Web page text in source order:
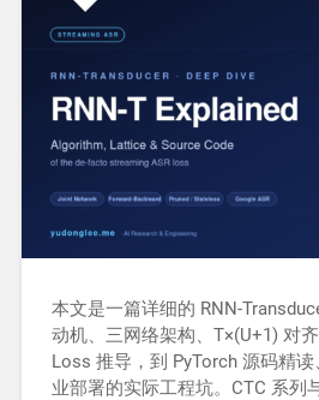
本文是一篇详细的 RNN-
动机、三网络架构、T×(U+1) 对
Loss 推导，到 PyTorch 源码精
业部署的实际工程坑。CTC 系列